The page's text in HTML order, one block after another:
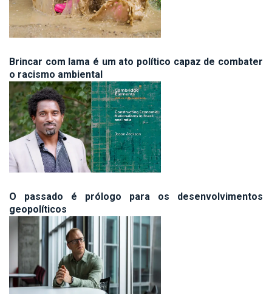
Brincar com lama é um ato político capaz de combater
o racismo ambiental
O passado é prólogo para os desenvolvimentos
geopolíticos